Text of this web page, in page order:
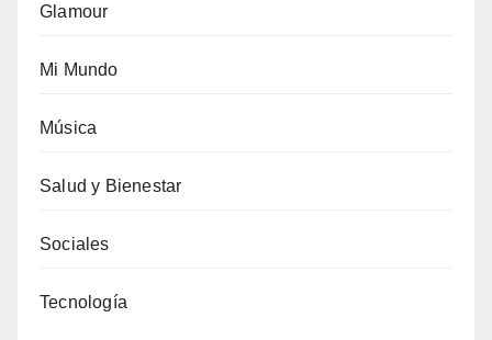
Glamour
Mi Mundo
Música
Salud y Bienestar
Sociales
Tecnología